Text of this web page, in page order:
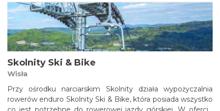
Skolnity Ski & Bike
Wisła
Przy ośrodku narciarskim Skolnity działa wypożyczalnia
rowerów enduro Skolnity Ski & Bike, która posiada wszystko